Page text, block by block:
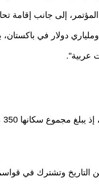
المؤتمر، إلى جانب
مليار دولار في تركيا وملياري دولار
عربية".
التاريخ وتشترك في